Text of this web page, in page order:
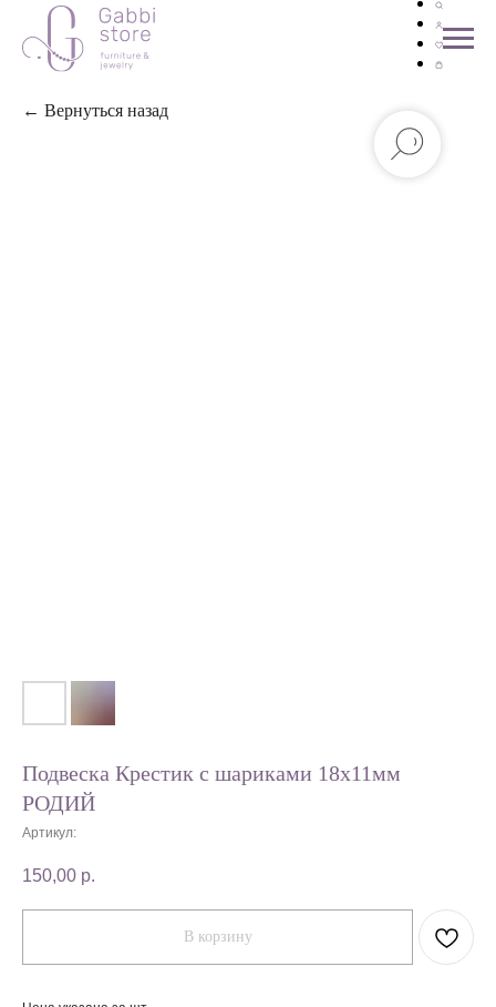
← Вернуться назад
Подвеска Крестик с шариками 18х11мм
РОДИЙ
Артикул:
150,00 р.
В корзину